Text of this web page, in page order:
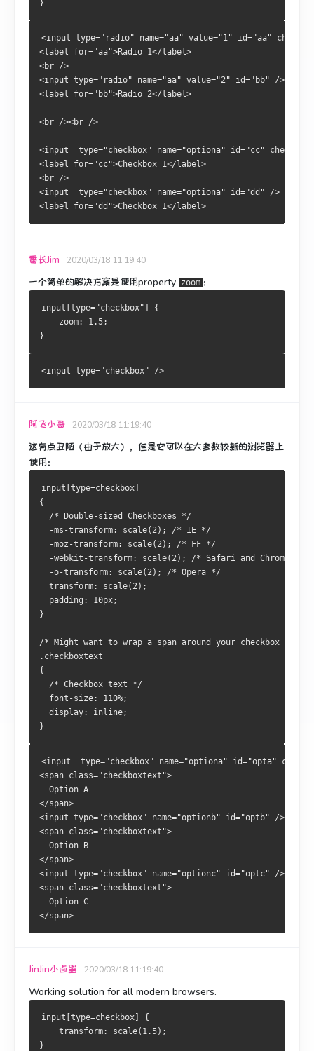
}
<input type="radio" name="aa" value="1" id="aa"
<label for="aa">Radio 1</label>
<br />
<input type="radio" name="aa" value="2" id="bb" />
<label for="bb">Radio 2</label>
<br /><br />
<input  type="checkbox" name="optiona" id="cc" checked
<label for="cc">Checkbox 1</label>
<br />
<input  type="checkbox" name="optiona" id="dd" />
<label for="dd">Checkbox 1</label>
番长Jim 2020/03/18 11:19:40
一个简单的解决方案是使用property zoom ：
input[type="checkbox"] {
    zoom: 1.5;
}
<input type="checkbox" />
阿飞小哥 2020/03/18 11:19:40
这有点丑陋（由于放大），但是它可以在大多数较新的浏览器上
使用：
input[type=checkbox]
{
  /* Double-sized Checkboxes */
  -ms-transform: scale(2); /* IE */
  -moz-transform: scale(2); /* FF */
  -webkit-transform: scale(2); /* Safari and Chrome */
  -o-transform: scale(2); /* Opera */
  transform: scale(2);
  padding: 10px;
}
/* Might want to wrap a span around your checkbox text
.checkboxtext
{
  /* Checkbox text */
  font-size: 110%;
  display: inline;
}
<input  type="checkbox" name="optiona" id="opta"
<span class="checkboxtext">
  Option A
</span>
<input type="checkbox" name="optionb" id="optb" />
<span class="checkboxtext">
  Option B
</span>
<input type="checkbox" name="optionc" id="optc" />
<span class="checkboxtext">
  Option C
</span>
JinJin小卤蛋 2020/03/18 11:19:40
Working solution for all modern browsers.
input[type=checkbox] {
    transform: scale(1.5);
}